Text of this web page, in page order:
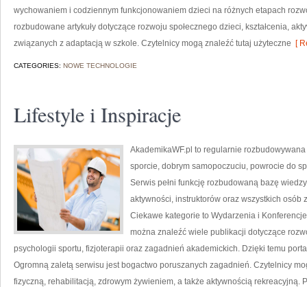
wychowaniem i codziennym funkcjonowaniem dzieci na różnych etapach
rozbudowane artykuły dotyczące rozwoju społecznego dzieci, kształcenia,
związanych z adaptacją w szkole. Czytelnicy mogą znaleźć tutaj użyteczne [
CATEGORIES: NOWE TECHNOLOGIE
Lifestyle i Inspiracje
AkademikaWF.pl to regularnie
sporcie, dobrym samopoczuciu, powrocie do
Serwis pełni funkcję rozbudowaną bazę
aktywności, instruktorów oraz wszystkich osób
Ciekawe kategorie to Wydarzenia i
można znaleźć wiele publikacji dotyczące
psychologii sportu, fizjoterapii oraz zagadnień akademickich. Dzięki temu
Ogromną zaletą serwisu jest bogactwo poruszanych zagadnień. Czytelnicy
fizyczną, rehabilitacją, zdrowym żywieniem, a także aktywnością rekreacyjną.